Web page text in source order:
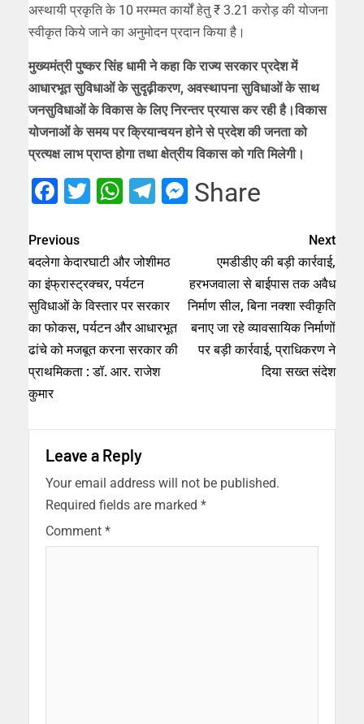
अस्थायी प्रकृति के 10 मरम्मत कार्यों हेतु ₹ 3.21 करोड़ की योजना
स्वीकृत किये जाने का अनुमोदन प्रदान किया है।
मुख्यमंत्री पुष्कर सिंह धामी ने कहा कि राज्य सरकार प्रदेश में
आधारभूत सुविधाओं के सुदृढ़ीकरण, अवस्थापना सुविधाओं के साथ
जनसुविधाओं के विकास के लिए निरन्तर प्रयास कर रही है।विकास
योजनाओं के समय पर क्रियान्वयन होने से प्रदेश की जनता को
प्रत्यक्ष लाभ प्राप्त होगा तथा क्षेत्रीय विकास को गति मिलेगी।
Facebook
Twitter
WhatsApp
Telegram
Messenger
Share
Previous
बदलेगा केदारघाटी और जोशीमठ
का इंफ्रास्ट्रक्चर, पर्यटन
सुविधाओं के विस्तार पर सरकार
का फोकस, पर्यटन और आधारभूत
ढांचे को मजबूत करना सरकार की
प्राथमिकता : डॉ. आर. राजेश
कुमार
Next
एमडीडीए की बड़ी कार्रवाई,
हरभजवाला से बाईपास तक अवैध
निर्माण सील, बिना नक्शा स्वीकृति
बनाए जा रहे व्यावसायिक निर्माणों
पर बड़ी कार्रवाई, प्राधिकरण ने
दिया सख्त संदेश
Leave a Reply
Your email address will not be published.
Required fields are marked *
Comment *